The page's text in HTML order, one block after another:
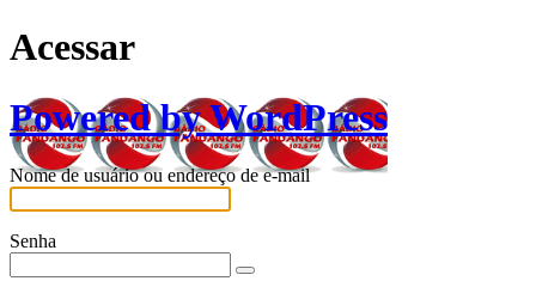
Acessar
Powered by WordPress
Nome de usuário ou endereço de e-mail
Senha